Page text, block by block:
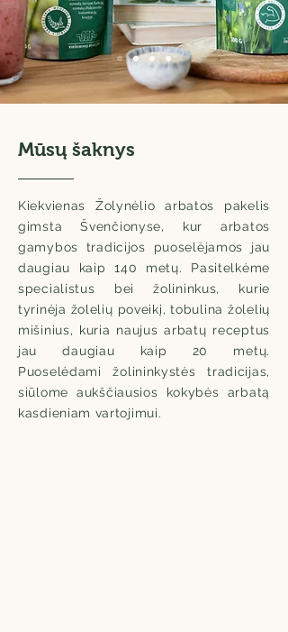
Mūsų šaknys
Kiekvienas Žolynėlio arbatos pakelis
gimsta Švenčionyse, kur arbatos
gamybos tradicijos puoselėjamos jau
daugiau kaip 140 metų. Pasitelkėme
specialistus bei žolininkus, kurie
tyrinėja žolelių poveikį, tobulina žolelių
mišinius, kuria naujus arbatų receptus
jau daugiau kaip 20 metų.
Puoselėdami žolininkystės tradicijas,
siūlome aukščiausios kokybės arbatą
kasdieniam vartojimui.